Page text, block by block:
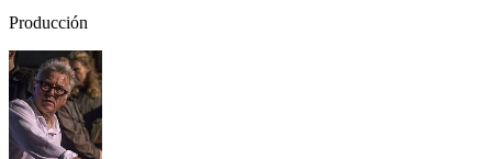
Producción